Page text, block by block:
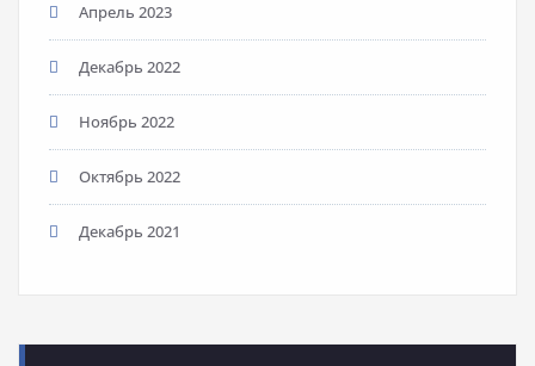
Апрель 2023
Декабрь 2022
Ноябрь 2022
Октябрь 2022
Декабрь 2021